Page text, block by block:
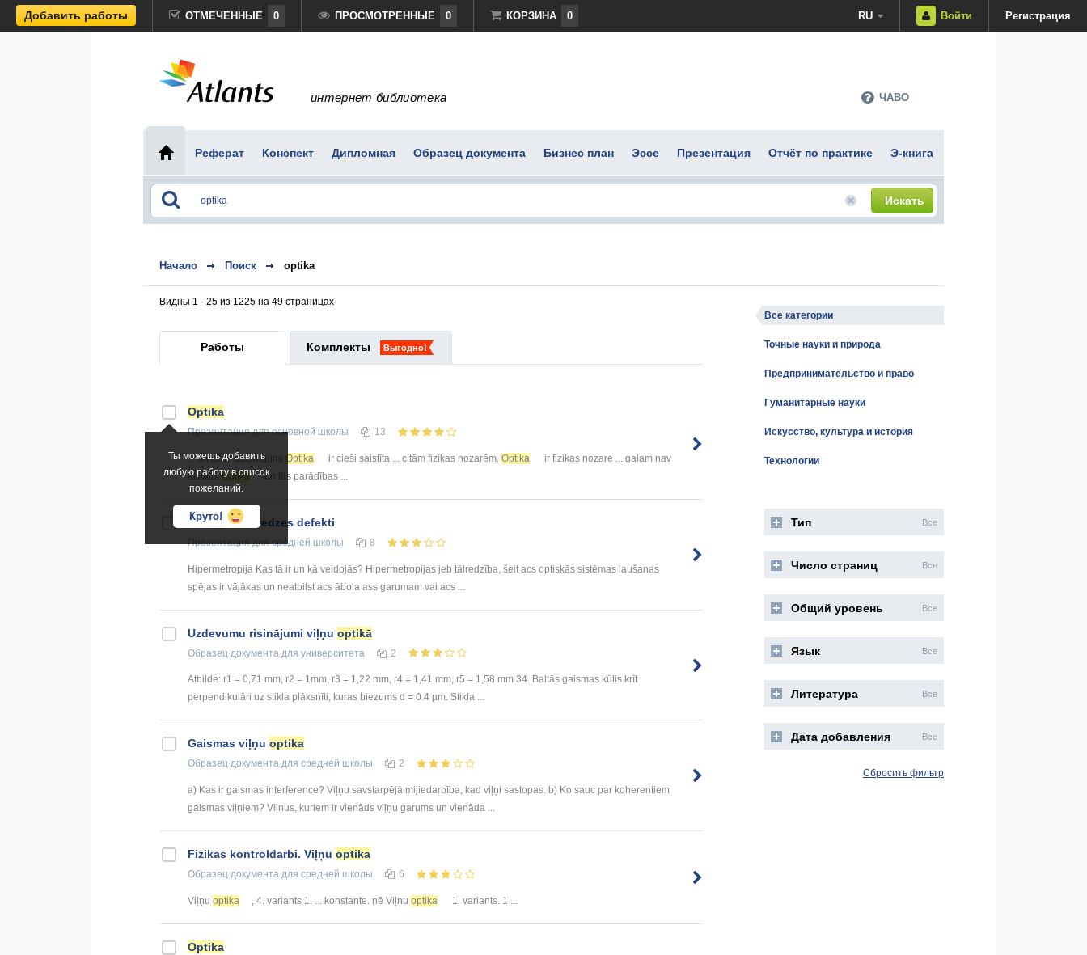
Добавить работы ОТМЕЧЕННЫЕ 0 ПРОСМОТРЕННЫЕ 0 КОРЗИНА 0 RU Войти Регистрация
интернет библиотека ЧАВО
Реферат Конспект Дипломная Образец документа Бизнес план Эссе Презентация Отчёт по практике Э-книга
Искать
Начало Поиск optika
Видны 1 - 25 из 1225 на 49 страницах
Работы Комплекты Выгодно!
Ты можешь добавить
любую работу в список
пожеланий.
Круто!
Optika
Презентациядля основной школы 13
... un citur. Secinājumi Optika ir cieši saistīta ... citām fizikas nozarēm. Optika
ir fizikas nozare ... galam nav
atklāta.Optika un tās parādības ...
Acuoptikas redzes defekti
Презентациядля средней школы 8
Hipermetropija Kas tā ir un kā veidojās? Hipermetropijas jeb tālredzība, šeit acs optiskās sistēmas laušanas
spējas ir vājākas un neatbilst acs ābola ass garumam vai acs ...
Uzdevumu risinājumi viļņu optikā
Образец документа для университета 2
Atbilde: r1 = 0,71 mm, r2 = 1mm, r3 = 1,22 mm, r4 = 1,41 mm, r5 = 1,58 mm 34. Baltās gaismas kūlis krīt
perpendikulāri uz stikla plāksnīti, kuras biezums d = 0.4 µm. Stikla ...
Gaismas viļņu optika
Образец документа для средней школы 2
a) Kas ir gaismas interference? Viļņu savstarpējā mijiedarbība, kad viļņi sastopas. b) Ko sauc par koherentiem
gaismas viļņiem? Viļņus, kuriem ir vienāds viļņu garums un vienāda ...
Fizikas kontroldarbi. Viļņu optika
Образец документа для средней школы 6
Viļņu optika , 4. variants 1. ... konstante. nē Viļņu optika 1. variants. 1 ...
Optika
Все категории
Точные науки и природа
Предпринимательство и право
Гуманитарные науки
Искусство, культура и история
Технологии
Тип Все
Число страниц Все
Общий уровень Все
Язык Все
Литература Все
Дата добавления Все
Сбросить фильтр